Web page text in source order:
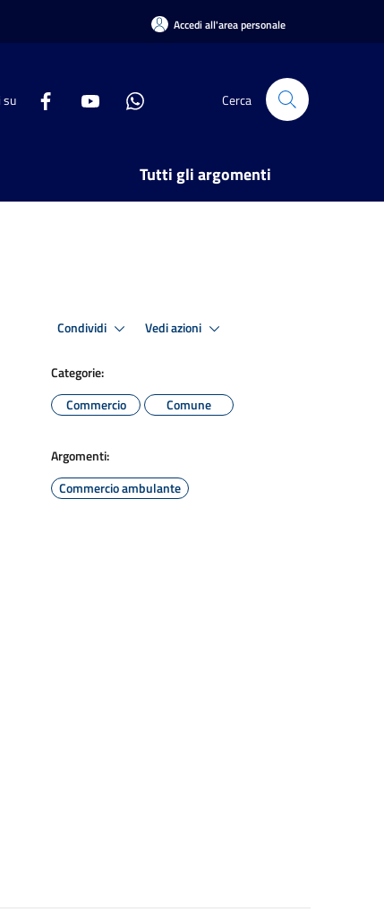
Accedi all'area personale
su Cerca
Tutti gli argomenti
Condividi Vedi azioni
Categorie:
Commercio
Comune
Argomenti:
Commercio ambulante